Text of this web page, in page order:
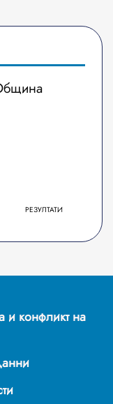
РЕЗУЛТАТИ
и конфликт на